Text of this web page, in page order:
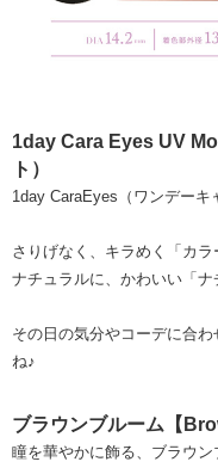
1day Cara Eyes UV
ト）
1day CaraEyes（ワンデー
さりげなく、キラめく「カラ
ナチュラルに、かわいい「ナ
その日の気分やコーデに合
ね♪
ブラウンブルーム【
瞳を華やかに飾る、ブラウン